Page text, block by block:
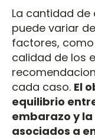
La cantidad
puede variar
factores,
calidad de los
cada caso. El
equilibrio
embarazo y
asociados a